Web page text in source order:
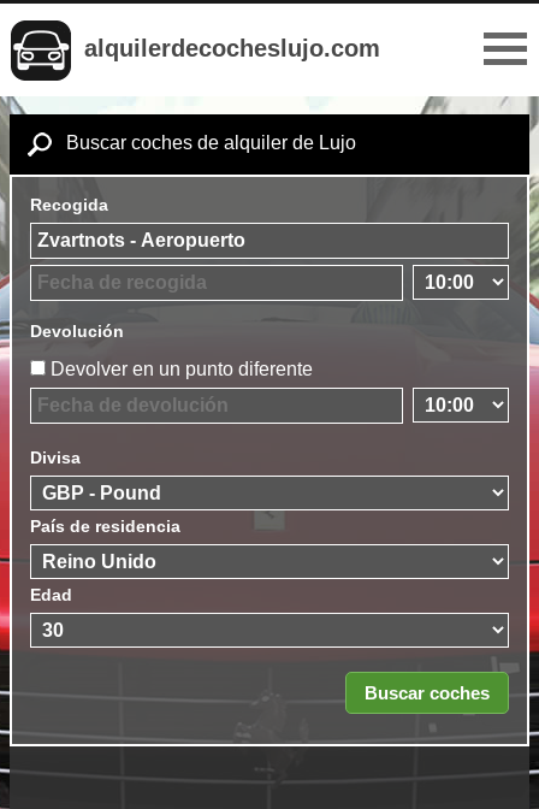
alquilerdecocheslujo.com
Buscar coches de alquiler de Lujo
Recogida
Devolución
Devolver en un punto diferente
Divisa
País de residencia
Edad